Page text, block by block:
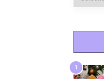
1